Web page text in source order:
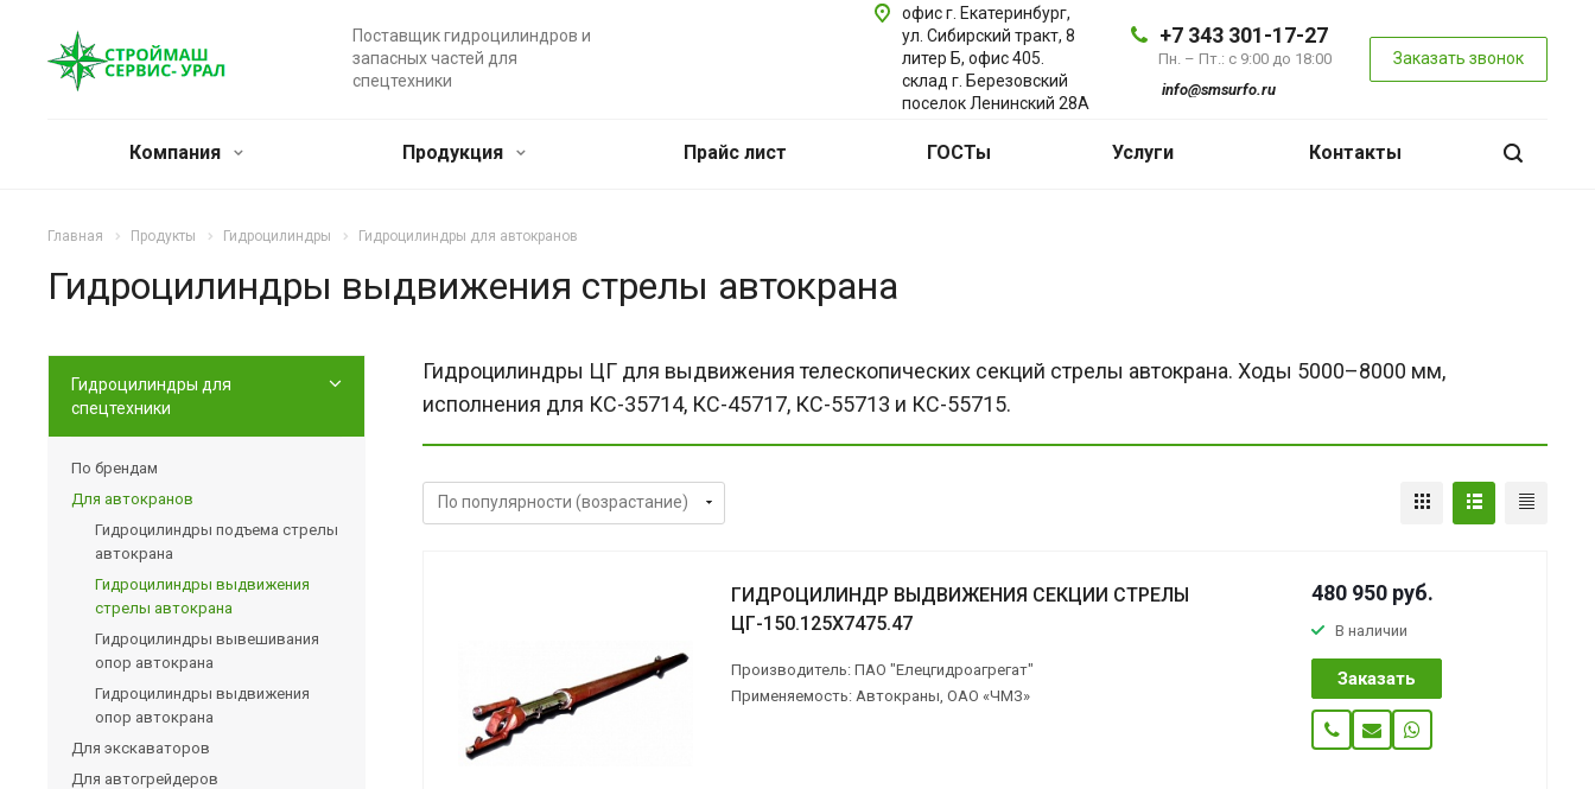
Поставщик гидроцилиндров и
запасных частей для
спецтехники
+7 343 301-17-27
Пн. – Пт.: с 9:00 до 18:00
info@smsurfo.ru
Заказать звонок
офис г. Екатеринбург,
ул. Сибирский тракт, 8
литер Б, офис 405.
склад г. Березовский
поселок Ленинский 28А
Компания Продукция Прайс лист ГОСТы Услуги Контакты
Главная Продукты Гидроцилиндры Гидроцилиндры для автокранов
Гидроцилиндры выдвижения стрелы автокрана
Гидроцилиндры ЦГ для выдвижения телескопических секций стрелы автокрана. Ходы 5000–8000 мм,
исполнения для КС-35714, КС-45717, КС-55713 и КС-55715.
ГИДРОЦИЛИНДР ВЫДВИЖЕНИЯ СЕКЦИИ СТРЕЛЫ
ЦГ-150.125Х7475.47
Производитель: ПАО "Елецгидроагрегат"
Применяемость: Автокраны, ОАО «ЧМЗ»
480 950 руб.
В наличии
Заказать
Гидроцилиндры для
спецтехники
По брендам
Для автокранов
Гидроцилиндры подъема стрелы
автокрана
Гидроцилиндры выдвижения
стрелы автокрана
Гидроцилиндры вывешивания
опор автокрана
Гидроцилиндры выдвижения
опор автокрана
Для экскаваторов
Для автогрейдеров